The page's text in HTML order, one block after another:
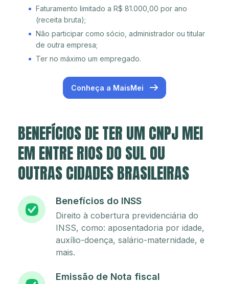
Faturamento limitado a R$ 81.000,00 por ano
(receita bruta);
Não participar como sócio, administrador ou titular
de outra empresa;
Ter no máximo um empregado.
Conheça a MaisMei
BENEFÍCIOS DE TER UM CNPJ MEI
EM ENTRE RIOS DO SUL OU
OUTRAS CIDADES BRASILEIRAS
Benefícios do INSS
Direito à cobertura previdenciária do
INSS, como: aposentadoria por idade,
auxílio-doença, salário-maternidade, e
mais.
Emissão de Nota fiscal